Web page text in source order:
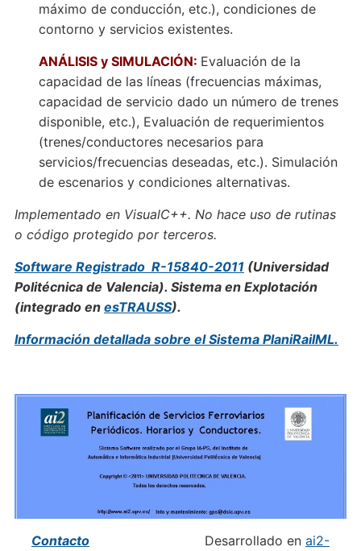
máximo de conducción, etc.), condiciones de
contorno y servicios existentes.
ANÁLISIS y SIMULACIÓN: Evaluación de la
capacidad de las líneas (frecuencias máximas,
capacidad de servicio dado un número de trenes
disponible, etc.), Evaluación de requerimientos
(trenes/conductores necesarios para
servicios/frecuencias deseadas, etc.). Simulación
de escenarios y condiciones alternativas.
Implementado en VisualC++. No hace uso de rutinas
o código protegido por terceros.
Software Registrado R-15840-2011(Universidad
Politécnica de Valencia). Sistema en Explotación
(integrado en esTRAUSS).
Información detallada sobre el Sistema PlaniRailML.
Contacto Desarrollado en ai2-